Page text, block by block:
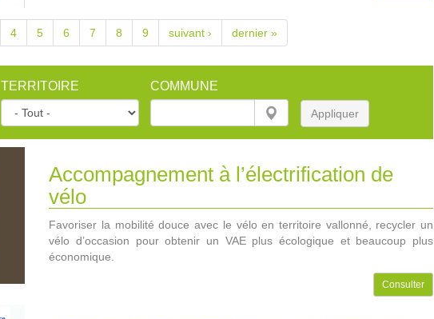
4 5 6 7 8 9 suivant ›
dernier »
TERRITOIRE COMMUNE
Appliquer
Accompagnement à l’électrification de
vélo
Favoriser la mobilité douce avec le vélo en territoire vallonné, recycler un
vélo d’occasion pour obtenir un VAE plus écologique et beaucoup plus
économique.
Consulter